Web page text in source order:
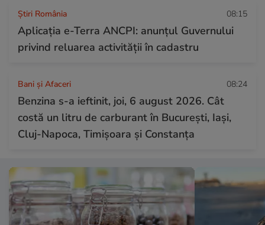
Știri România 08:15
Aplicația e-Terra ANCPI: anunțul Guvernului
privind reluarea activității în cadastru
Bani și Afaceri 08:24
Benzina s-a ieftinit, joi, 6 august 2026. Cât
costă un litru de carburant în București, Iași,
Cluj-Napoca, Timișoara și Constanța